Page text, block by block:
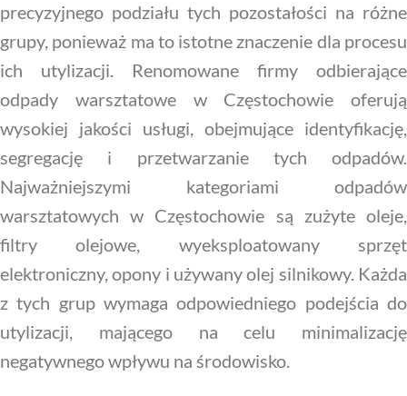
precyzyjnego podziału tych pozostałości na różne
grupy, ponieważ ma to istotne znaczenie dla procesu
ich utylizacji. Renomowane firmy odbierające
odpady warsztatowe w Częstochowie oferują
wysokiej jakości usługi, obejmujące identyfikację,
segregację i przetwarzanie tych odpadów.
Najważniejszymi kategoriami odpadów
warsztatowych w Częstochowie są zużyte oleje,
filtry olejowe, wyeksploatowany sprzęt
elektroniczny, opony i używany olej silnikowy. Każda
z tych grup wymaga odpowiedniego podejścia do
utylizacji, mającego na celu minimalizację
negatywnego wpływu na środowisko.